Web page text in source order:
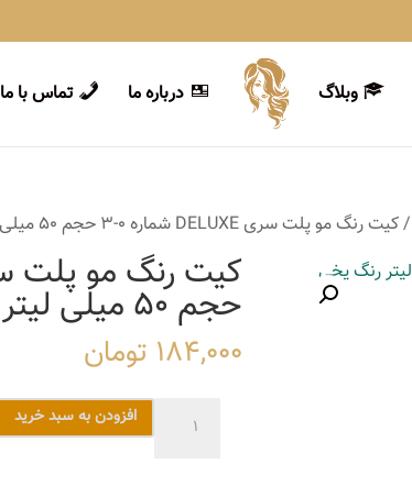
وبلاگ درباره ما تماس با ما
/ کیت رنگ مو پلت سری DELUXE شماره 0-3 حجم 50 میلی لیتر رنگ قهوه ای تیره
حجم 50 میلی لیتر رنگ قهوه ای تیره
184,000 تومان
افزودن به سبد خرید